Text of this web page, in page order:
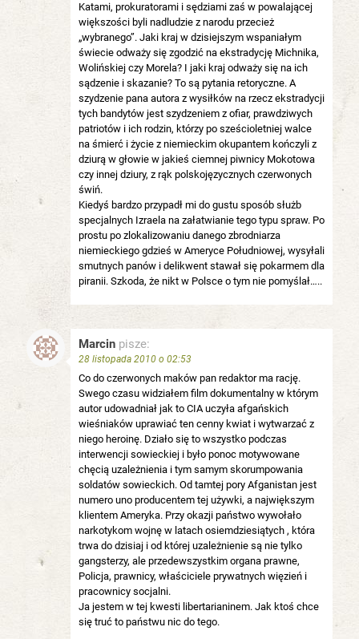
Katami, prokuratorami i sędziami zaś w powalającej
większości byli nadludzie z narodu przecież
„wybranego”. Jaki kraj w dzisiejszym wspaniałym
świecie odważy się zgodzić na ekstradycję Michnika,
Wolińskiej czy Morela? I jaki kraj odważy się na ich
sądzenie i skazanie? To są pytania retoryczne. A
szydzenie pana autora z wysiłków na rzecz ekstradycji
tych bandytów jest szydzeniem z ofiar, prawdziwych
patriotów i ich rodzin, którzy po sześcioletniej walce
na śmierć i życie z niemieckim okupantem kończyli z
dziurą w głowie w jakieś ciemnej piwnicy Mokotowa
czy innej dziury, z rąk polskojęzycznych czerwonych
świń.
Kiedyś bardzo przypadł mi do gustu sposób służb
specjalnych Izraela na załatwianie tego typu spraw. Po
prostu po zlokalizowaniu danego zbrodniarza
niemieckiego gdzieś w Ameryce Południowej, wysyłali
smutnych panów i delikwent stawał się pokarmem dla
piranii. Szkoda, że nikt w Polsce o tym nie pomyślał…..
Marcin pisze:
28 listopada 2010 o 02:53
Co do czerwonych maków pan redaktor ma rację.
Swego czasu widziałem film dokumentalny w którym
autor udowadniał jak to CIA uczyła afgańskich
wieśniaków uprawiać ten cenny kwiat i wytwarzać z
niego heroinę. Działo się to wszystko podczas
interwencji sowieckiej i było ponoc motywowane
chęcią uzależnienia i tym samym skorumpowania
soldatów sowieckich. Od tamtej pory Afganistan jest
numero uno producentem tej używki, a największym
klientem Ameryka. Przy okazji państwo wywołało
narkotykom wojnę w latach osiemdziesiątych , która
trwa do dzisiaj i od której uzależnienie są nie tylko
gangsterzy, ale przedewszystkim organa prawne,
Policja, prawnicy, właściciele prywatnych więzień i
pracownicy socjalni.
Ja jestem w tej kwesti libertarianinem. Jak ktoś chce
się truć to państwu nic do tego.